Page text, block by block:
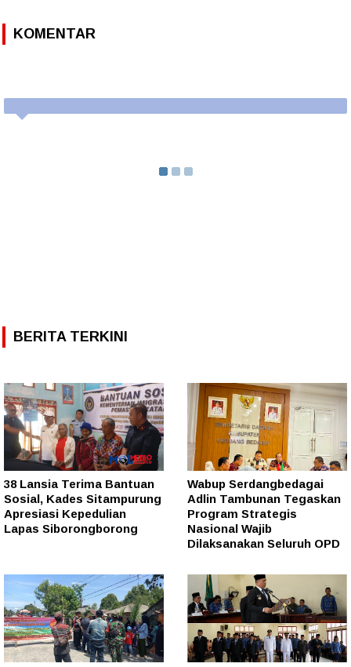
KOMENTAR
BERITA TERKINI
38 Lansia Terima Bantuan
Sosial, Kades Sitampurung
Apresiasi Kepedulian
Lapas Siborongborong
Wabup Serdangbedagai
Adlin Tambunan Tegaskan
Program Strategis
Nasional Wajib
Dilaksanakan Seluruh OPD